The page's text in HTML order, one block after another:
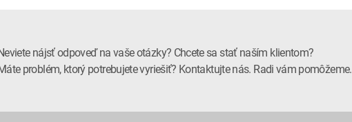
nájsť odpoveď na vaše otázky? Chcete sa stať naším klientom?
problém, ktorý potrebujete vyriešiť? Kontaktujte nás. Radi vám pomôžeme.